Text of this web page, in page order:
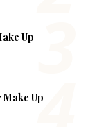
Up
Up